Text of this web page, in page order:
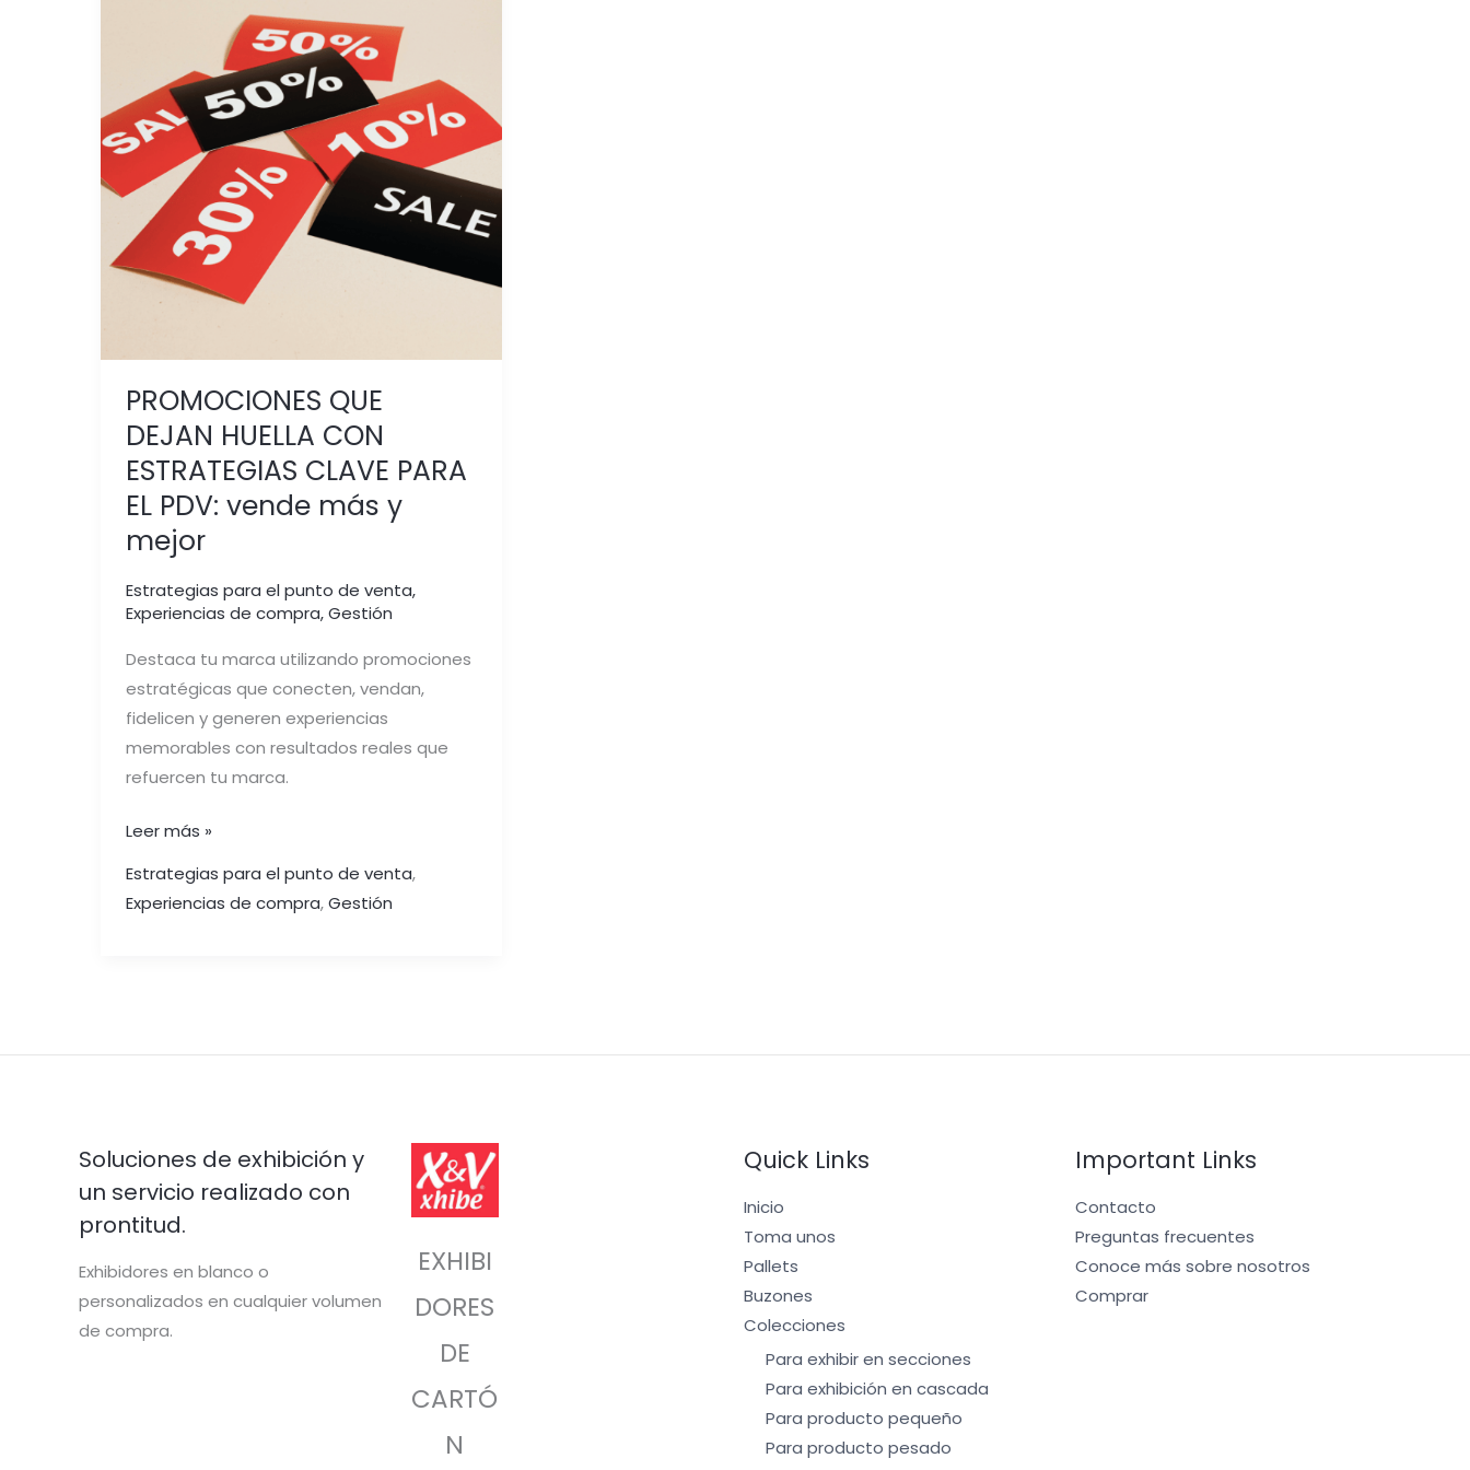
PROMOCIONES QUE
DEJAN HUELLA CON
ESTRATEGIAS CLAVE PARA
EL PDV: vende más y
mejor
Estrategias para el punto de venta,
Experiencias de compra,Gestión
Destaca tu marca utilizando promociones
estratégicas que conecten, vendan,
fidelicen y generen experiencias
memorables con resultados reales que
refuercen tu marca.
HUELLA
CON
ESTRATEGIAS
CLAVE
PARA
EL
PDV:
y
Leer más »
Estrategias para el punto de venta,
Experiencias de compra,Gestión
Soluciones de exhibición y
un servicio realizado con
prontitud.
Exhibidores en blanco o
personalizados en cualquier volumen
de compra.
EXHIBI
DORES
DE
CARTÓ
N
Quick Links
Inicio
Toma unos
Pallets
Buzones
Colecciones
Para exhibir en secciones
Para exhibición en cascada
Para producto pequeño
Para producto pesado
Important Links
Contacto
Preguntas frecuentes
Conoce más sobre nosotros
Comprar